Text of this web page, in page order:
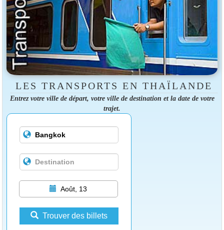
LES TRANSPORTS EN THAÏLANDE
Entrez votre ville de départ, votre ville de destination et la date de votre
trajet.
Août, 13
Trouver des billets